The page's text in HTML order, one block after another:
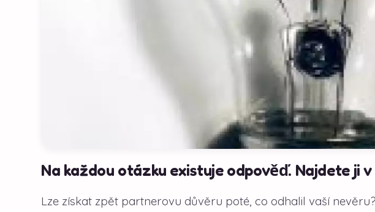
Na každou otázku existuje odpověď. Najdete ji
Lze získat zpět partnerovu důvěru poté, co odhalil vaší